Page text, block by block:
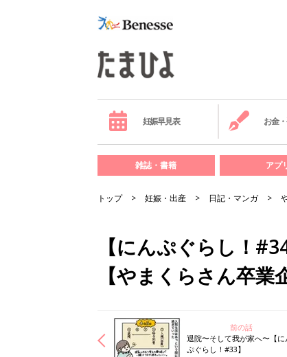
妊娠早見表 お金
雑誌・書籍 アプ
トップ 妊娠・出産 日記・マンガ
【にんぷぐらし！
【やまくらさん卒業
前の話
退院〜そして我が家へ〜【に
ぷぐらし！#33】